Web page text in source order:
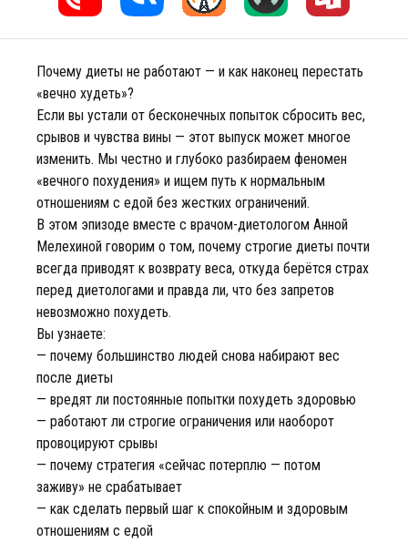
Почему диеты не работают — и как наконец перестать
«вечно худеть»?
Если вы устали от бесконечных попыток сбросить вес,
срывов и чувства вины — этот выпуск может многое
изменить. Мы честно и глубоко разбираем феномен
«вечного похудения» и ищем путь к нормальным
отношениям с едой без жестких ограничений.
В этом эпизоде вместе с врачом-диетологом Анной
Мелехиной говорим о том, почему строгие диеты почти
всегда приводят к возврату веса, откуда берётся страх
перед диетологами и правда ли, что без запретов
невозможно похудеть.
Вы узнаете:
— почему большинство людей снова набирают вес
после диеты
— вредят ли постоянные попытки похудеть здоровью
— работают ли строгие ограничения или наоборот
провоцируют срывы
— почему стратегия «сейчас потерплю — потом
заживу» не срабатывает
— как сделать первый шаг к спокойным и здоровым
отношениям с едой